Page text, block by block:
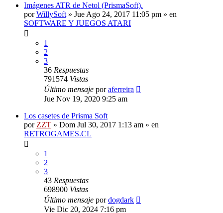
Imágenes ATR de Netol (PrismaSoft).
porWillySoft » Jue Ago 24, 2017 11:05 pm » en
SOFTWARE Y JUEGOS ATARI
1
2
3
36 Respuestas
791574 Vistas
Último mensaje poraferreira
Jue Nov 19, 2020 9:25 am
Los casetes de Prisma Soft
por ZZT » Dom Jul 30, 2017 1:13 am » en
RETROGAMES.CL
1
2
3
43 Respuestas
698900 Vistas
Último mensaje pordogdark
Vie Dic 20, 2024 7:16 pm